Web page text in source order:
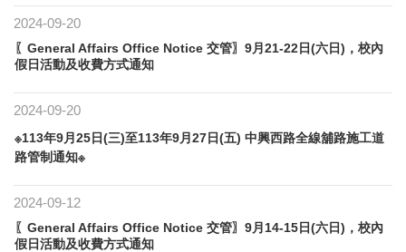
2024-09-20
〖General Affairs Office Notice 交管〗9月21-22日(六日)，校內
假日活動及收費方式通知
2024-09-20
※113年9月25日(三)至113年9月27日(五) 中興西路全線舖路施工道
路管制通知※
2024-09-12
〖General Affairs Office Notice 交管〗9月14-15日(六日)，校內
假日活動及收費方式通知